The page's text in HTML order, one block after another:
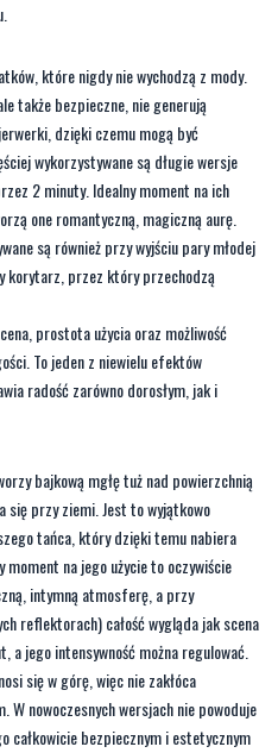
które nigdy nie wychodzą z mody.
także bezpieczne, nie generują
dzięki czemu mogą być
wykorzystywane są długie wersje
2 minuty. Idealny moment na ich
one romantyczną, magiczną aurę.
są również przy wyjściu pary młodej
korytarz, przez który przechodzą
prostota użycia oraz możliwość
To jeden z niewielu efektów
radość zarówno dorosłym, jak i
bajkową mgłę tuż nad powierzchnią
się przy ziemi. Jest to wyjątkowo
tańca, który dzięki temu nabiera
na jego użycie to oczywiście
intymną atmosferę, a przy
reflektorach) całość wygląda jak scena
jego intensywność można regulować.
się w górę, więc nie zakłóca
nowoczesnych wersjach nie powoduje
całkowicie bezpiecznym i estetycznym